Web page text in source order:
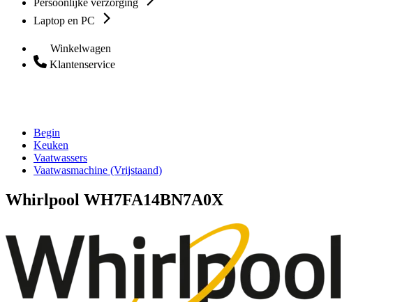
Persoonlijke verzorging
Laptop en PC
Winkelwagen
Klantenservice
Begin
Keuken
Vaatwassers
Vaatwasmachine (Vrijstaand)
Whirlpool WH7FA14BN7A0X